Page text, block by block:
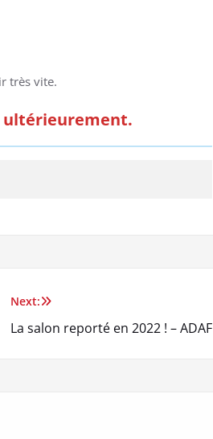
très vite.
ultérieurement.
Next:
La salon reporté en 2022 ! – ADAF